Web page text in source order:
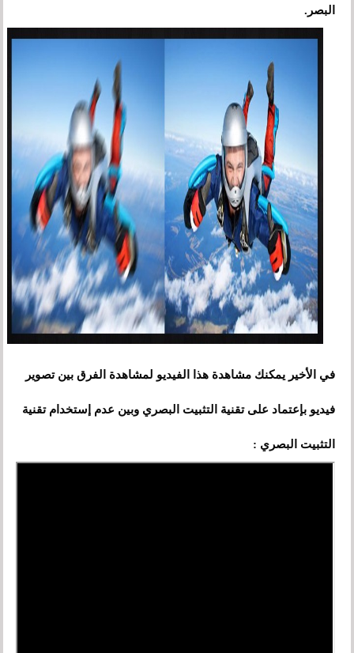
البصر.
في الأخير يمكنك مشاهدة هذا الفيديو لمشاهدة الفرق بين تصوير
فيديو بإعتماد على تقنية التثبيت البصري وبين عدم إستخدام تقنية
التثبيت البصري :